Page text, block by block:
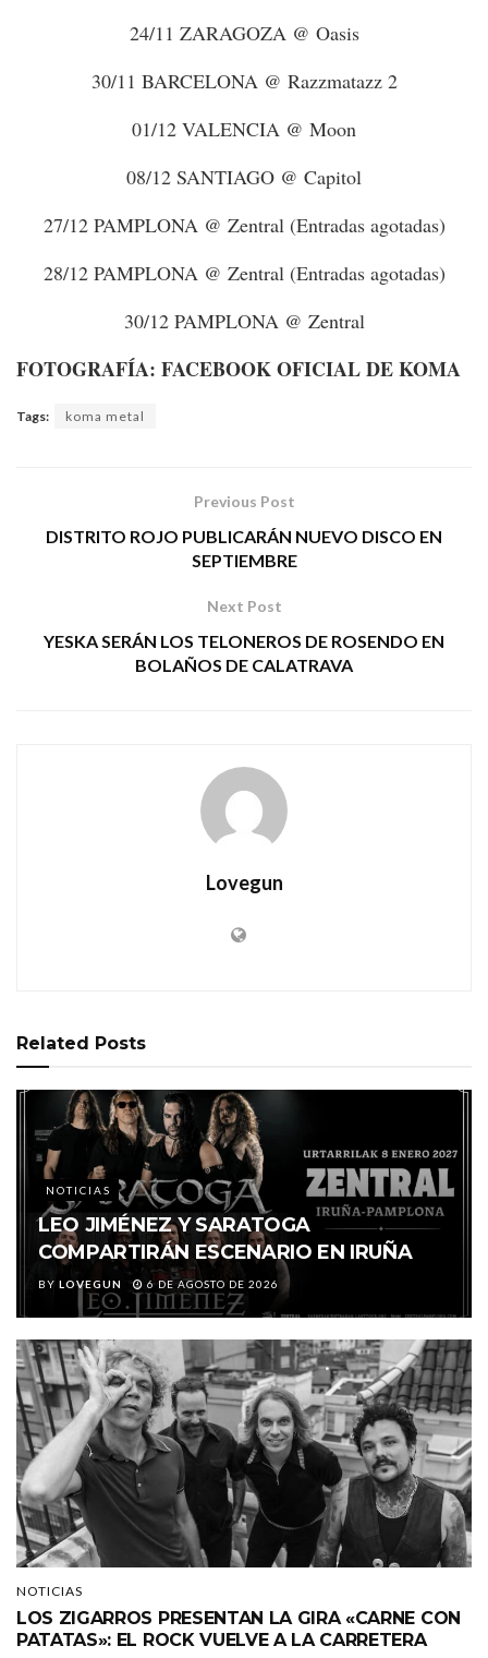
24/11 ZARAGOZA @ Oasis
30/11 BARCELONA @ Razzmatazz 2
01/12 VALENCIA @ Moon
08/12 SANTIAGO @ Capitol
27/12 PAMPLONA @ Zentral (Entradas agotadas)
28/12 PAMPLONA @ Zentral (Entradas agotadas)
30/12 PAMPLONA @ Zentral
FOTOGRAFÍA: FACEBOOK OFICIAL DE KOMA
Tags: koma metal
Previous Post
DISTRITO ROJO PUBLICARÁN NUEVO DISCO EN
SEPTIEMBRE
Next Post
YESKA SERÁN LOS TELONEROS DE ROSENDO EN
BOLAÑOS DE CALATRAVA
Lovegun
Related Posts
NOTICIAS
LEO JIMÉNEZ Y SARATOGA
COMPARTIRÁN ESCENARIO EN IRUÑA
BY LOVEGUN 6 DE AGOSTO DE 2026
NOTICIAS
LOS ZIGARROS PRESENTAN LA GIRA «CARNE CON
PATATAS»: EL ROCK VUELVE A LA CARRETERA